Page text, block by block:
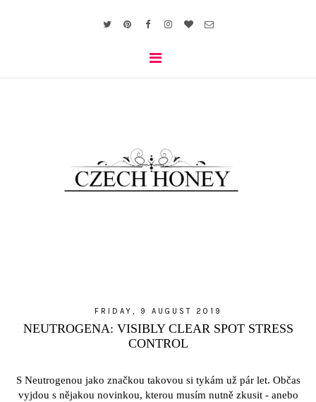
FRIDAY, 9 AUGUST 2019
NEUTROGENA: VISIBLY CLEAR SPOT STRESS
CONTROL
S Neutrogenou jako značkou takovou si tykám už pár let. Občas
vyjdou s nějakou novinkou, kterou musím nutně zkusit - anebo